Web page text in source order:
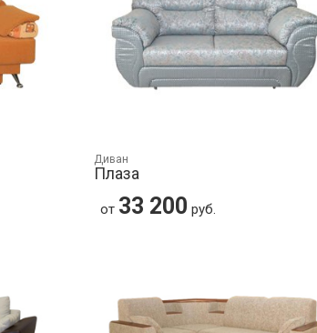
Диван
Плаза
от 33 200 руб.